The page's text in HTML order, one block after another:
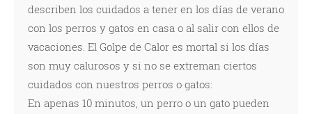
describen los cuidados a tener en los días de verano
con los perros y gatos en casa o al salir con ellos de
vacaciones. El Golpe de Calor es mortal si los días
son muy calurosos y si no se extreman ciertos
cuidados con nuestros perros o gatos:
En apenas 10 minutos, un perro o un gato pueden